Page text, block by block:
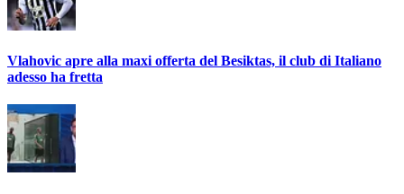
Vlahovic apre alla maxi offerta del Besiktas, il club di Italiano
adesso ha fretta